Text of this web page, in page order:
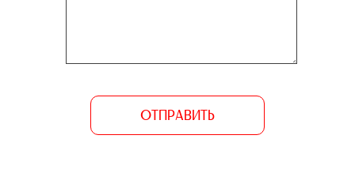
ОТПРАВИТЬ